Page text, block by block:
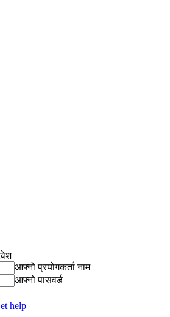
आफ्नो प्रयोगकर्ता नाम
आफ्नो पासवर्ड
help